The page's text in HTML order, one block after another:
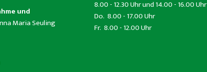
und
Maria Seuling
8.00 - 12.30 Uhr und 14.00 - 16.00 Uhr
Do. 8.00 - 17.00 Uhr
Fr. 8.00 - 12.00 Uhr